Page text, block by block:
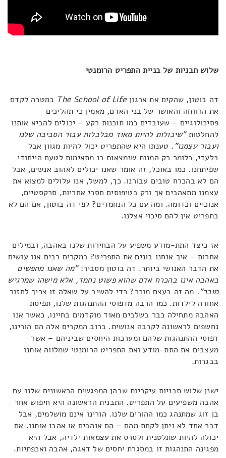
שלוש תבניות של בניית התפריט הרומנטי
דה בוטון, שהקים את ארגון The School of Life במטרה לקדם
את הרווחה והאושר של בני האדם, מאמין כי תהליכים
פסיכולוגיים – שעובדים כמו תוכנות רקע – יכולים להביא אותנו
להחלטות"שיכולות להיות מאוד מבלבלות עבור הסביבה שלנו
ועבור עצמנו". טענתו היא שהתפריט יכול להיות מגוון אבל
בלעדי, כלומר רק המנות שנמצאות בו מתאימות לטעם הייחודי
שפיתחנו. כמו באוכל, זה אומר שאנו יכולים לאהוב אנשים, אבל
הם לא בהכרח טובים עבורנו. כך, למשל, אנו עלולים למצוא את
עצמנו מתאהבים אך ורק בטיפוסים חסרי אחריות, סרקסטיים,
אנוכיים וכדומה. ומה עם כל הנחמדים? לפי דה בוטון, אם הם לא
בתפריט אין להם סיכוי אצלנו.
אז כיצד התת-מודע משפיע על הבחירות שלנו באהבה, ובמילים
אחרות – איך אנחנו בונים את התפריט? במקרים רבים אנו עושים
את הדבר האנושי ביותר. דה בוטון מסביר:"מה שאנו מחפשים
באהבה אינו בהכרח אדם שהוא פשוט נחמד, אלא מישהו שמרגיש
מוכר". מה זה בעצם מוכר? כדי להשיב על שאלה זו צריך לחזור
אחורה לילדות. כמו הרבה מדפוסי ההתנהגות שלנו, תפיסת
האהבה מתחילה כבר בשלבים מאוד מוקדמים בחיינו, כאשר אנו
נחשפים לראשונה לקרבה אנושית. ברוב המקרים אלה הם הורינו,
דפוסי ההתנהגות שלהם ומערכות היחסים שביניהם – אשר
מעצבים את התת-מודע ואת התפריט הרומנטי שמלווה אותנו
בבגרות.
ישנן שלוש תבניות עיקריות שבהן המפגשים הראשונים שלנו עם
אהבה משפיעים על התפריט. התבנית הראשונה היא חיפוש אחר
בן זוג שמתנהג כמו ההורים שלנו. הורינו אינם מושלמים, אבל
דבר אחד לא ניתן לקחת מהם – הם אוהבים או אהבו אותנו. אם
יכולה להיות שתלטנית ולסרס את עצמאות ילדיה, אבל היא
מפגינה התנהגות זו במסגרת יחסים של דאגה, אהבה ואכפתיות.